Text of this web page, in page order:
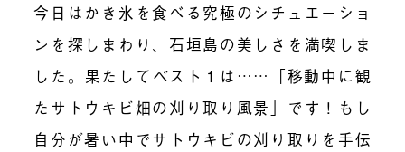
今日はかき氷を食べる究極のシチュエーショ
ンを探しまわり、石垣島の美しさを満喫しま
した。果たしてベスト１は……「移動中に観
たサトウキビ畑の刈り取り風景」です！もし
自分が暑い中でサトウキビの刈り取りを手伝